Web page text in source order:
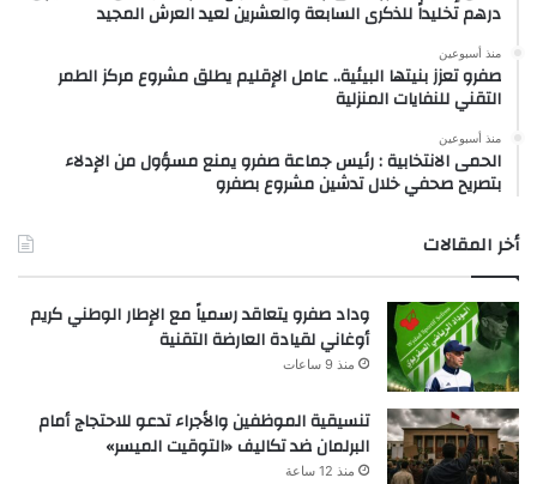
درهم تخليداً للذكرى السابعة والعشرين لعيد العرش المجيد
منذ أسبوعين
صفرو تعزز بنيتها البيئية.. عامل الإقليم يطلق مشروع مركز الطمر
التقني للنفايات المنزلية
منذ أسبوعين
الحمى الانتخابية : رئيس جماعة صفرو يمنع مسؤول من الإدلاء
بتصريح صحفي خلال تدشين مشروع بصفرو
أخر المقالات
وداد صفرو يتعاقد رسمياً مع الإطار الوطني كريم
أوغاني لقيادة العارضة التقنية
منذ 9 ساعات
تنسيقية الموظفين والأجراء تدعو للاحتجاج أمام
البرلمان ضد تكاليف «التوقيت الميسر»
منذ 12 ساعة